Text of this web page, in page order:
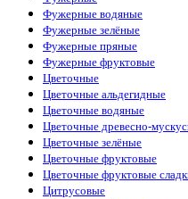
Фужерные водяные
Фужерные зелёные
Фужерные пряные
Фужерные фруктовые
Цветочные
Цветочные альдегидные
Цветочные водяные
Цветочные древесно-
Цветочные зелёные
Цветочные фруктовые
Цветочные фруктовые
Цитрусовые